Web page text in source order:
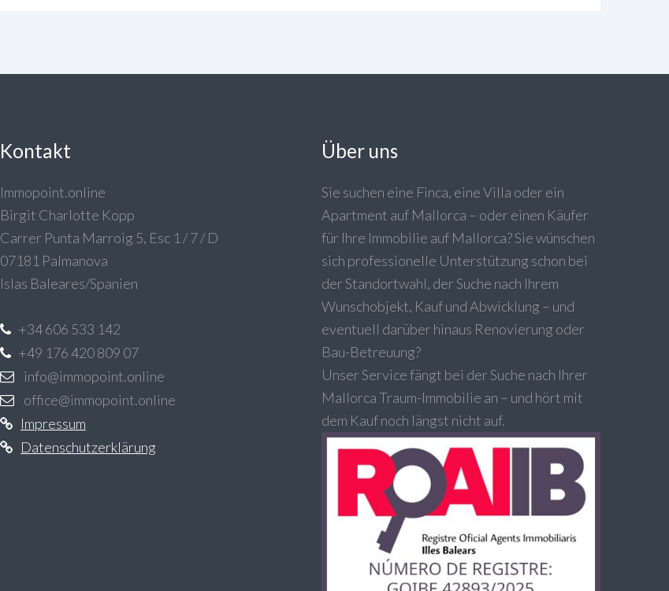
Kontakt
Immopoint.online
Birgit Charlotte Kopp
Carrer Punta Marroig 5, Esc 1 / 7 / D
07181 Palmanova
Islas Baleares/Spanien
+34 606 533 142
+49 176 420 809 07
info@immopoint.online
office@immopoint.online
Impressum
Datenschutzerklärung
Über uns
Sie suchen eine Finca, eine Villa oder ein
Apartment auf Mallorca – oder einen Käufer
für Ihre Immobilie auf Mallorca? Sie wünschen
sich professionelle Unterstützung schon bei
der Standortwahl, der Suche nach Ihrem
Wunschobjekt, Kauf und Abwicklung – und
eventuell darüber hinaus Renovierung oder
Bau-Betreuung?
Unser Service fängt bei der Suche nach Ihrer
Mallorca Traum-Immobilie an – und hört mit
dem Kauf noch längst nicht auf.